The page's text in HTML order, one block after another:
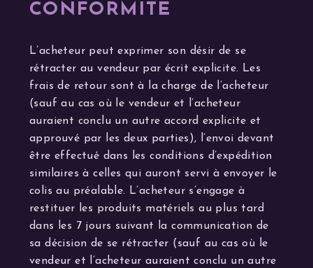
CONFORMITÉ
L’acheteur peut exprimer son désir de se
rétracter au vendeur par écrit explicite. Les
frais de retour sont à la charge de l’acheteur
(sauf au cas où le vendeur et l’acheteur
auraient conclu un autre accord explicite et
approuvé par les deux parties), l’envoi devant
être effectué dans les conditions d’expédition
similaires à celles qui auront servi à envoyer le
colis au préalable. L’acheteur s’engage à
restituer les produits matériels au plus tard
dans les 7 jours suivant la communication de
sa décision de se rétracter (sauf au cas où le
vendeur et l’acheteur auraient conclu un autre